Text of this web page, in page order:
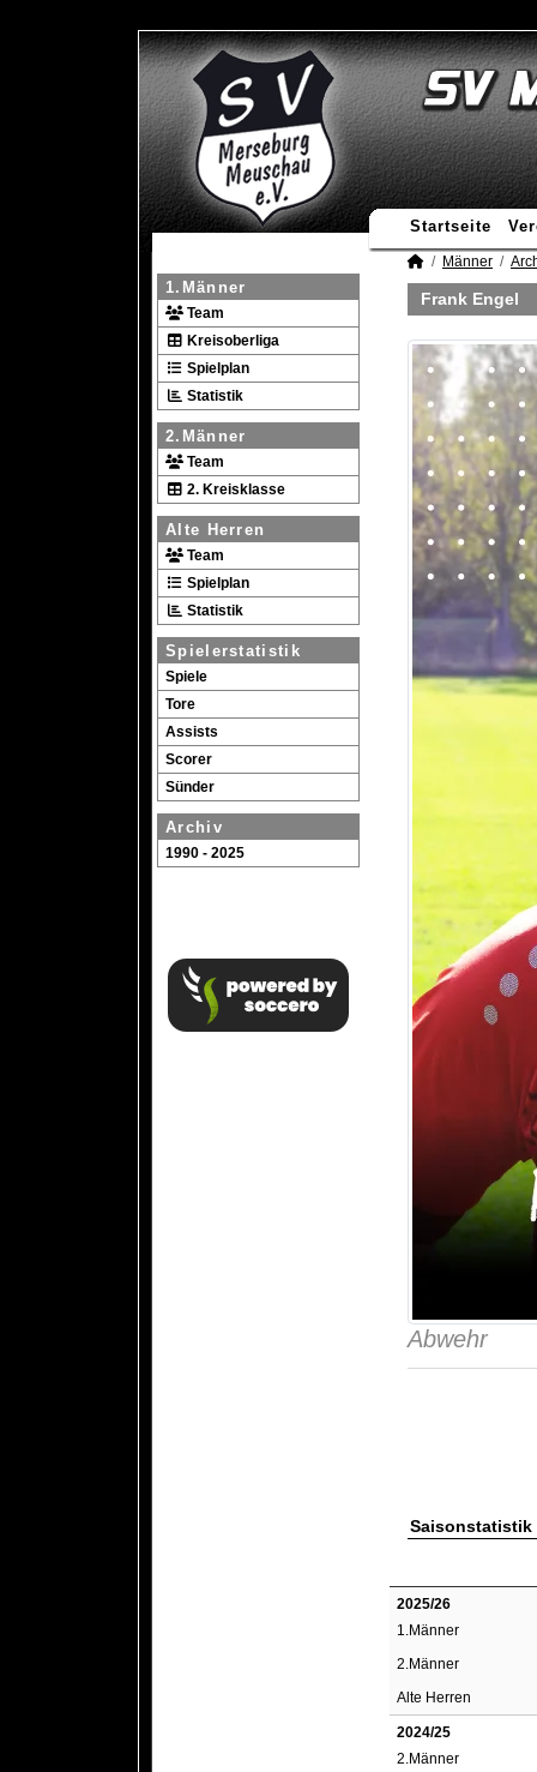
Startseite
1.Männer
Team
Kreisoberliga
Spielplan
Statistik
2.Männer
Team
2. Kreisklasse
Alte Herren
Team
Spielplan
Statistik
Spielerstatistik
Spiele
Tore
Assists
Scorer
Sünder
Archiv
1990 - 2025
Männer
Frank Engel
Abwehr
Saisonstatistik
2025/26
1.Männer
2.Männer
Alte Herren
2024/25
2.Männer